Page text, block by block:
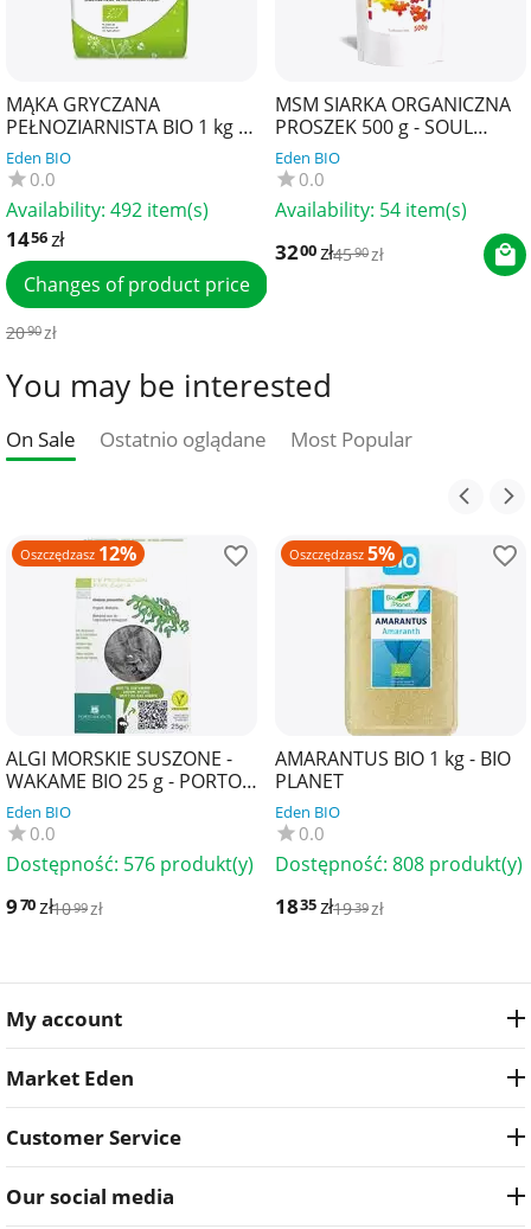
MĄKA GRYCZANA
PEŁNOZIARNISTA BIO 1 kg -
BIO PLANET
Eden BIO
0.0
Availability: 492 item(s)
1456zł
Changes of product price
2090zł
MSM SIARKA ORGANICZNA
PROSZEK 500 g - SOUL
FARM
Eden BIO
0.0
Availability: 54 item(s)
3200zł4590zł
You may be interested
On Sale Ostatnio oglądane Most Popular
Oszczędzasz 12%
ALGI MORSKIE SUSZONE -
WAKAME BIO 25 g - PORTO
MUINOS
Eden BIO
0.0
Dostępność: 576 produkt(y)
970zł1099zł
Oszczędzasz 5%
AMARANTUS BIO 1 kg - BIO
PLANET
Eden BIO
0.0
Dostępność: 808 produkt(y)
1835zł1939zł
My account
Market Eden
Customer Service
Our social media